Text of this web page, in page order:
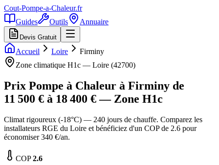
Cout-Pompe-a-Chaleur.fr
Guides
Outils Annuaire
Devis Gratuit
Accueil Loire
Firminy
Zone climatique H1c — Loire (42700)
Prix Pompe à Chaleur à Firminy de
11 500 € à 18 400 € — Zone H1c
Climat rigoureux (-18°C) — 240 jours de chauffe. Comparez les
installateurs RGE du Loire et bénéficiez d'un COP de 2.6 pour
économiser 340 €/an.
COP2.6